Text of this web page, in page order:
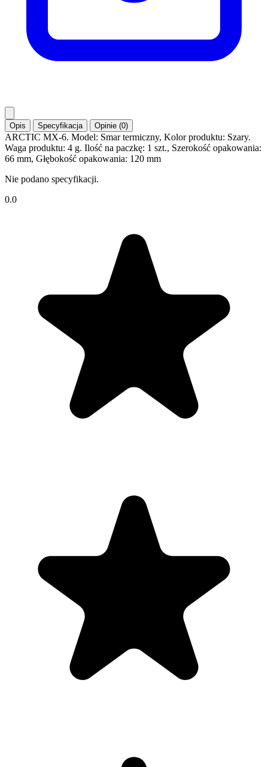
Opis Specyfikacja Opinie (0)
ARCTIC MX-6. Model: Smar termiczny, Kolor produktu: Szary.
Waga produktu: 4 g. Ilość na paczkę: 1 szt., Szerokość opakowania:
66 mm, Głębokość opakowania: 120 mm
Nie podano specyfikacji.
0.0